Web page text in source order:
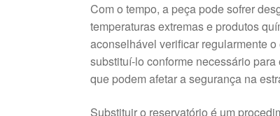
Com o tempo, a peça pode sofrer
temperaturas extremas e produtos
aconselhável verificar regularmente
substituí-lo conforme necessário
que podem afetar a segurança na
Substituir o reservatório é um